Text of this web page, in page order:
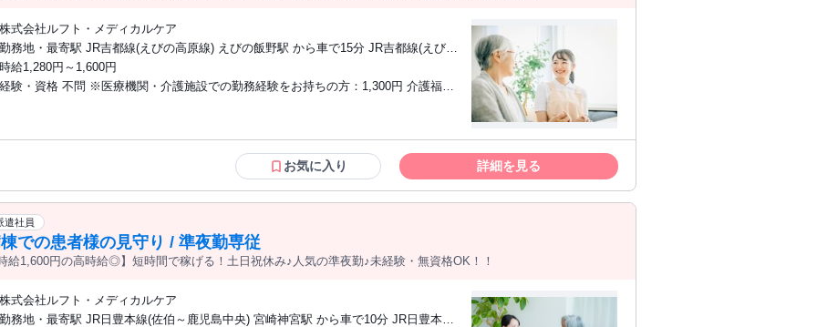
株式会社ルフト・メディカルケア
勤務地・最寄駅 JR吉都線(えびの高原線) えびの飯野駅 から車で15分 JR吉都線(えびの
高原線) 都城駅 ・車通勤OK (※無料駐車場あり)
時給1,280円～1,600円
経験・資格 不問 ※医療機関・介護施設での勤務経験をお持ちの方：1,300円 介護福祉
い。 ◎20代～70代と幅広い世代の女性が活躍中の職場です。
お気に入り 詳細を見る
遣社員
での患者様の見守り / 準夜勤専従
給1,600円の高時給◎】短時間で稼げる！土日祝休み♪人気の準夜勤♪未経験・無資格OK！！
株式会社ルフト・メディカルケア
勤務地・最寄駅 JR日豊本線(佐伯～鹿児島中央) 宮崎神宮駅 から車で10分 JR日豊本線